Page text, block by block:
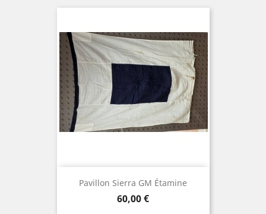
Pavillon Sierra GM Étamine
Prix
60,00 €